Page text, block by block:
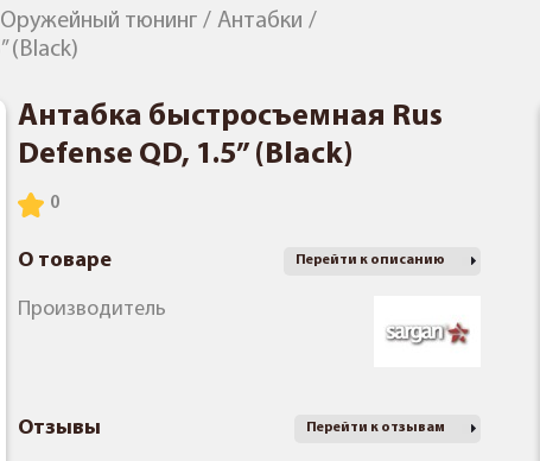
Оружейный тюнинг
Антабки
(Black)
Антабка быстросъемная Rus
Defense QD, 1.5” (Black)
О товаре Перейти к описанию
Производитель
Отзывы Перейти к отзывам